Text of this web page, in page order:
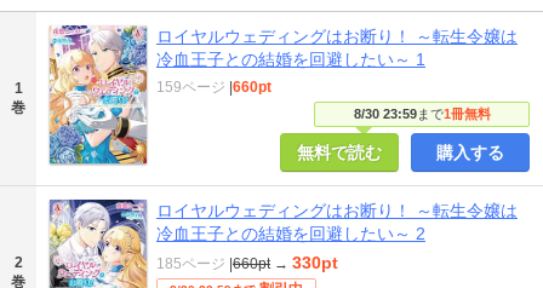
1
巻
ロイヤルウェディングはお断り！ ～転生令嬢は
冷血王子との結婚を回避したい～ 1
8/30 23:59まで1冊無料
159ページ 660pt
無料で読む 購入する
2
巻
ロイヤルウェディングはお断り！ ～転生令嬢は
冷血王子との結婚を回避したい～ 2
185ページ 660pt → 330pt